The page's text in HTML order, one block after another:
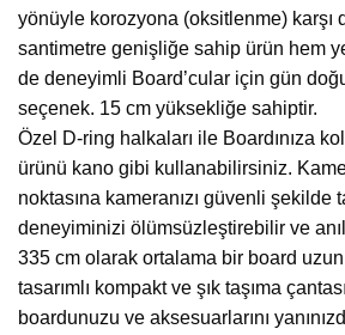
yönüyle korozyona (oksitlenme) karşı
santimetre genişliğe sahip ürün hem
de deneyimli Board’cular için gün
seçenek. 15 cm yüksekliğe sahiptir.
Özel D-ring halkaları ile Boardınıza
ürünü kano gibi kullanabilirsiniz.
noktasına kameranızı güvenli şekilde
deneyiminizi ölümsüzleştirebilir ve
335 cm olarak ortalama bir board
tasarımlı kompakt ve şık taşıma
boardunuzu ve aksesuarlarını